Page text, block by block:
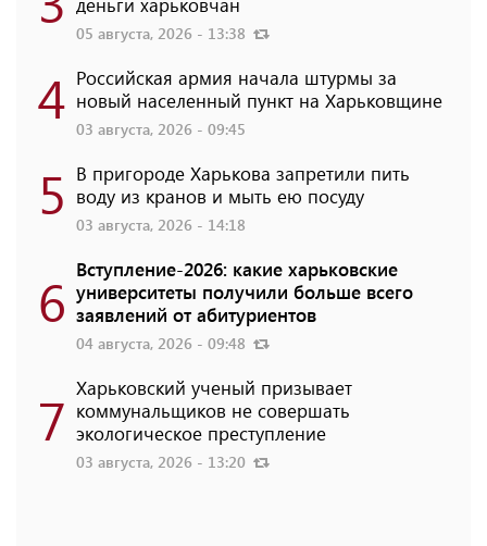
05 августа, 2026 - 13:38
4 Российская армия начала штурмы за
новый населенный пункт на Харьковщине
03 августа, 2026 - 09:45
5 В пригороде Харькова запретили пить
воду из кранов и мыть ею посуду
03 августа, 2026 - 14:18
6 Вступление-2026: какие харьковские
университеты получили больше всего
заявлений от абитуриентов
04 августа, 2026 - 09:48
7 Харьковский ученый призывает
коммунальщиков не совершать
экологическое преступление
03 августа, 2026 - 13:20